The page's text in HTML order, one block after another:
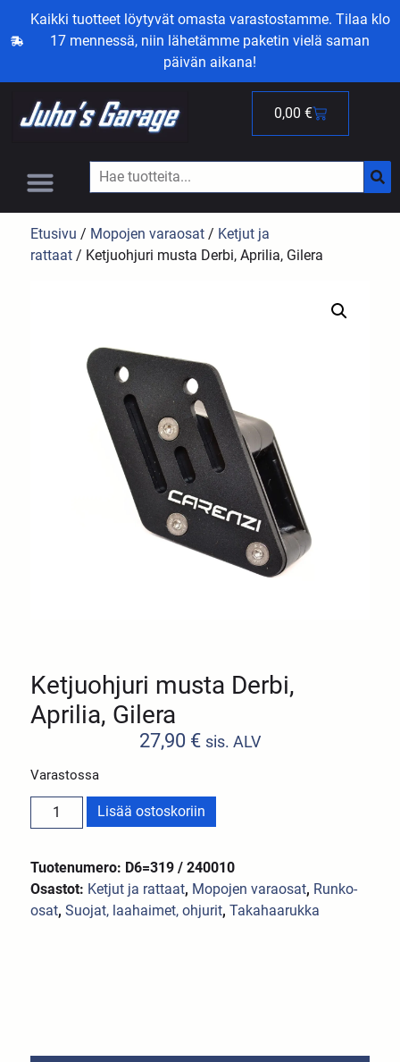
Kaikki tuotteet löytyvät omasta varastostamme. Tilaa klo
17 mennessä, niin lähetämme paketin vielä saman
päivän aikana!
0,00 €
Etusivu / Mopojen varaosat / Ketjut ja
rattaat / Ketjuohjuri musta Derbi, Aprilia, Gilera
Ketjuohjuri musta Derbi,
Aprilia, Gilera
27,90 € sis. ALV
Varastossa
Lisää ostoskoriin
Tuotenumero: D6=319 / 240010
Osastot: Ketjut ja rattaat, Mopojen varaosat, Runko-
osat,Suojat, laahaimet, ohjurit,Takahaarukka